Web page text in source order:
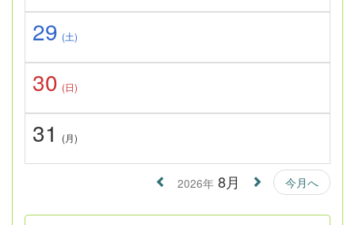
29 (土)
30 (日)
31 (月)
2026年 8月 今月へ